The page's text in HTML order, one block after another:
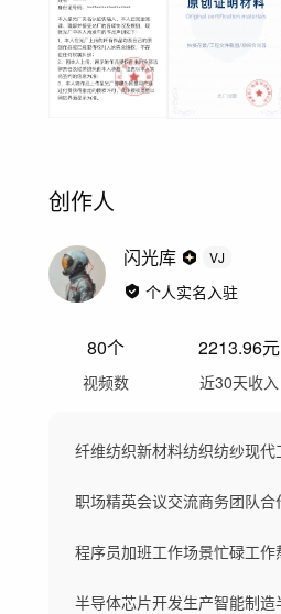
创作人
闪光库 VJ
个人实名入驻
80个
视频数
2213.96元
近30天收入